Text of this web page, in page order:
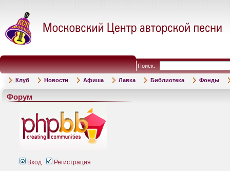
Поиск:
Клуб Новости Афиша Лавка Библиотека Фонды
Форум
Вход Регистрация